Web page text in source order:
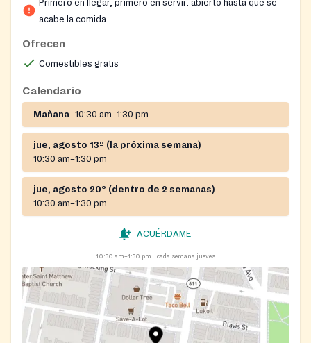
Primero en llegar, primero en servir: abierto hasta que se
acabe la comida
Ofrecen
Comestibles gratis
Calendario
Mañana 10:30 am–1:30 pm
jue, agosto 13º (la próxima semana)
10:30 am–1:30 pm
jue, agosto 20º (dentro de 2 semanas)
10:30 am–1:30 pm
ACUÉRDAME
10:30 am–1:30 pm cada semana jueves